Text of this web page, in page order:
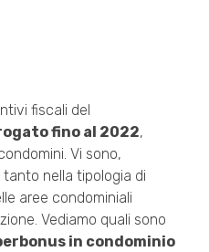
fiscali del
fino al 2022,
Vi sono,
nella tipologia di
aree condominiali
Vediamo quali sono
in condominio